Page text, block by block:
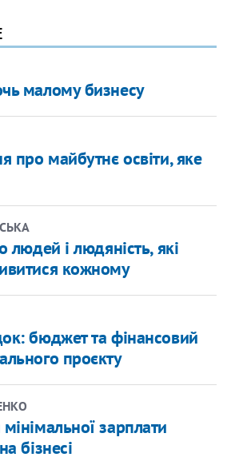
малому бизнесу
про майбутнє освіти, яке
людей і людяність, які
кожному
бюджет та фінансовий
проєкту
зарплати
бізнесі